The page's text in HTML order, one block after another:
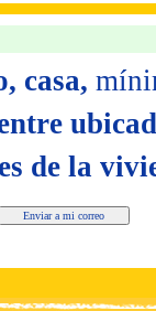
casa,
de la